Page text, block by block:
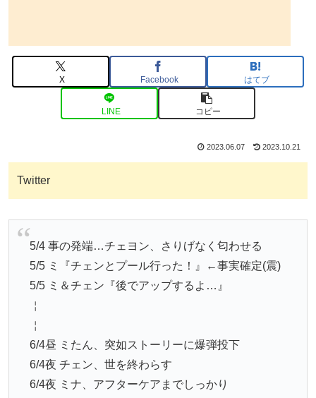
X Facebook はてブ
LINE コピー
2023.06.07 2023.10.21
Twitter
5/4 事の発端…チェヨン、さりげなく匂わせる
5/5 ミ『チェンとプール行った！』←事実確定(震)
5/5 ミ＆チェン『後でアップするよ…』
￤
￤
6/4昼 ミたん、突如ストーリーに爆弾投下
6/4夜 チェン、世を終わらす
6/4夜 ミナ、アフターケアまでしっかり